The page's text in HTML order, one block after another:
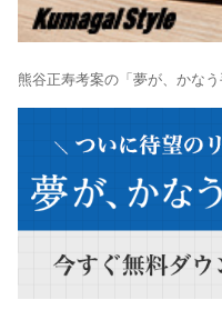
熊谷正寿考案の「夢が、かな